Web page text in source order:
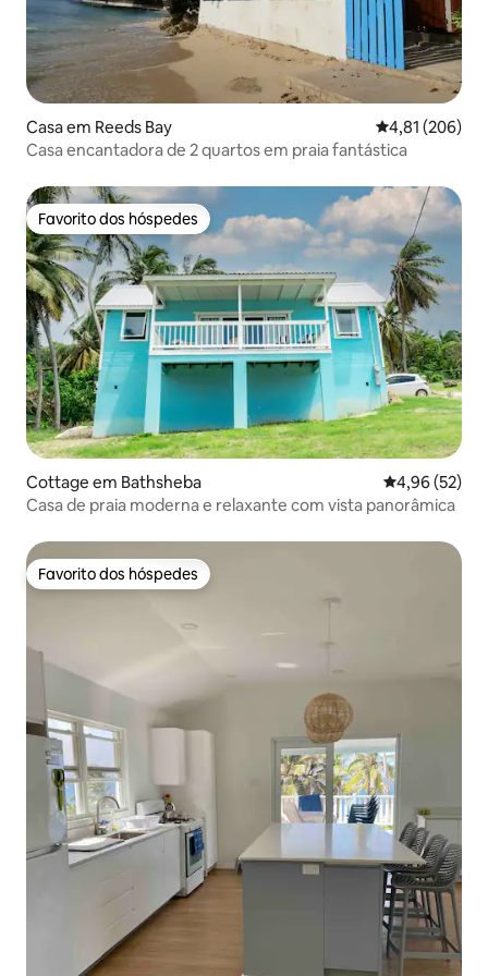
Casa em Reeds Bay Classificação
4,81 (206)
Casa encantadora de 2 quartos em praia fantástica
Favorito dos hóspedes
Favorito dos hóspedes
Cottage em Bathsheba Classificação
4,96 (52)
Casa de praia moderna e relaxante com vista panorâmica
Favorito dos hóspedes
Favorito dos hóspedes